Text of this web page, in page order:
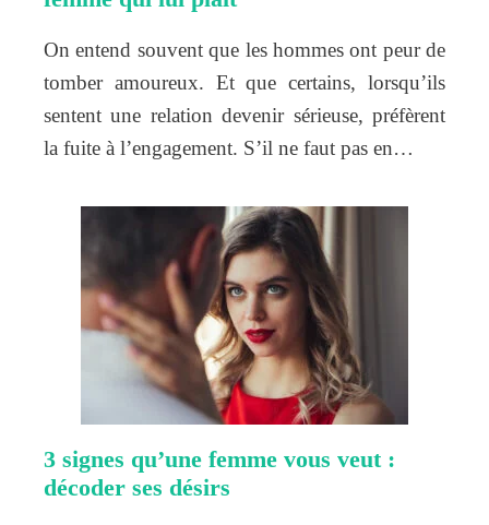
On entend souvent que les hommes ont peur de
tomber amoureux. Et que certains, lorsqu’ils
sentent une relation devenir sérieuse, préfèrent
la fuite à l’engagement. S’il ne faut pas en…
3 signes qu’une femme vous veut :
décoder ses désirs